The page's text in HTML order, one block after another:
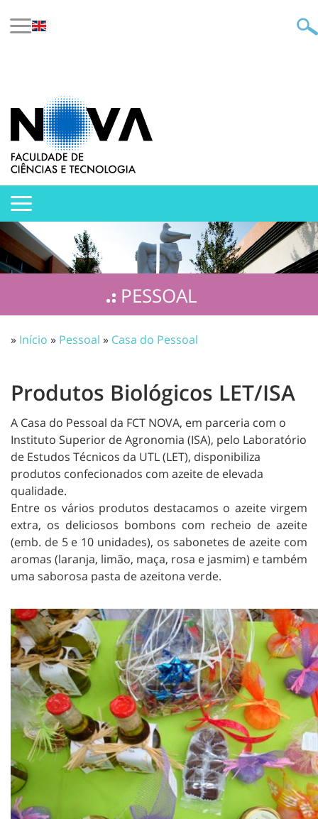
PESSOAL
» Início » Pessoal » Casa do Pessoal
Produtos Biológicos LET/ISA
A Casa do Pessoal da FCT NOVA, em parceria com o
Instituto Superior de Agronomia (ISA), pelo Laboratório
de Estudos Técnicos da UTL (LET), disponibiliza
produtos confecionados com azeite de elevada
qualidade.
Entre os vários produtos destacamos o azeite virgem
extra, os deliciosos bombons com recheio de azeite
(emb. de 5 e 10 unidades), os sabonetes de azeite com
aromas (laranja, limão, maça, rosa e jasmim) e também
uma saborosa pasta de azeitona verde.